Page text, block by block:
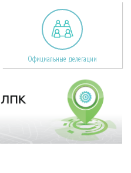
Официальные делегации